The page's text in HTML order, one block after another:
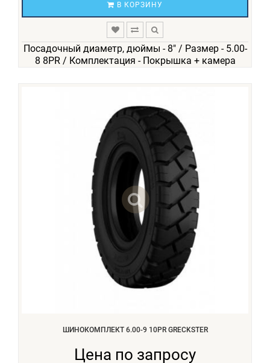
В КОРЗИНУ
Посадочный диаметр, дюймы - 8" / Размер - 5.00-
8 8PR / Комплектация - Покрышка + камера
ШИНОКОМПЛЕКТ 6.00-9 10PR GRECKSTER
Цена по запросу